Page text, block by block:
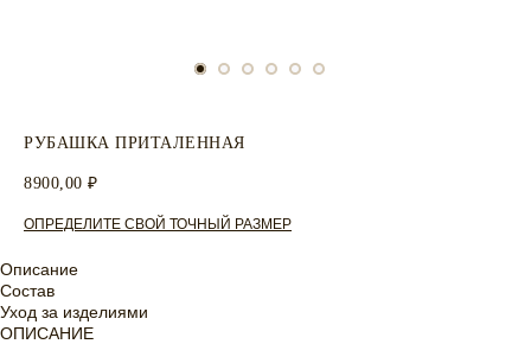
РУБАШКА ПРИТАЛЕННАЯ
8900,00 ₽
ОПРЕДЕЛИТЕ СВОЙ ТОЧНЫЙ РАЗМЕР
Описание
Состав
Уход за изделиями
ОПИСАНИЕ